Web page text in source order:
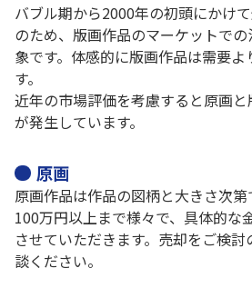
バブル期から2000年の初頭にかけ
のため、版画作品のマーケットで
象です。体感的に版画作品は需要
す。
近年の市場評価を考慮すると原画
が発生しています。
原画
原画作品は作品の図柄と大きさ次
100万円以上まで様々で、具体的な
させていただきます。売却をご検
談ください。